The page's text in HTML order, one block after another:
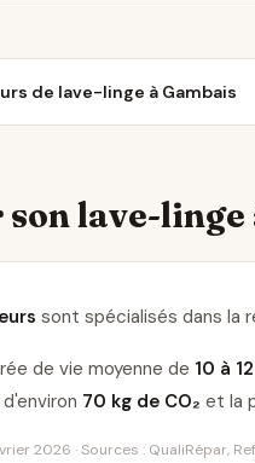
de lave-linge à Gambais
lave-linge
sont spécialisés dans la
de vie moyenne de 10 à
70 kg de CO₂ et la
2026 · Sources : QualiRépar,